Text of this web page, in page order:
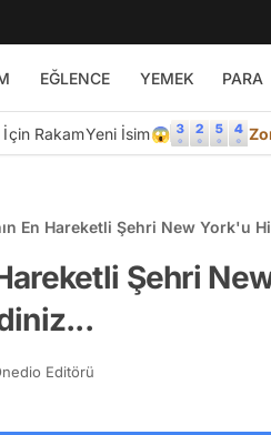
EĞLENCE YEMEK PARA
RakamYeni İsim😱
En Hareketli Şehri New York'u
Şehri
Editörü